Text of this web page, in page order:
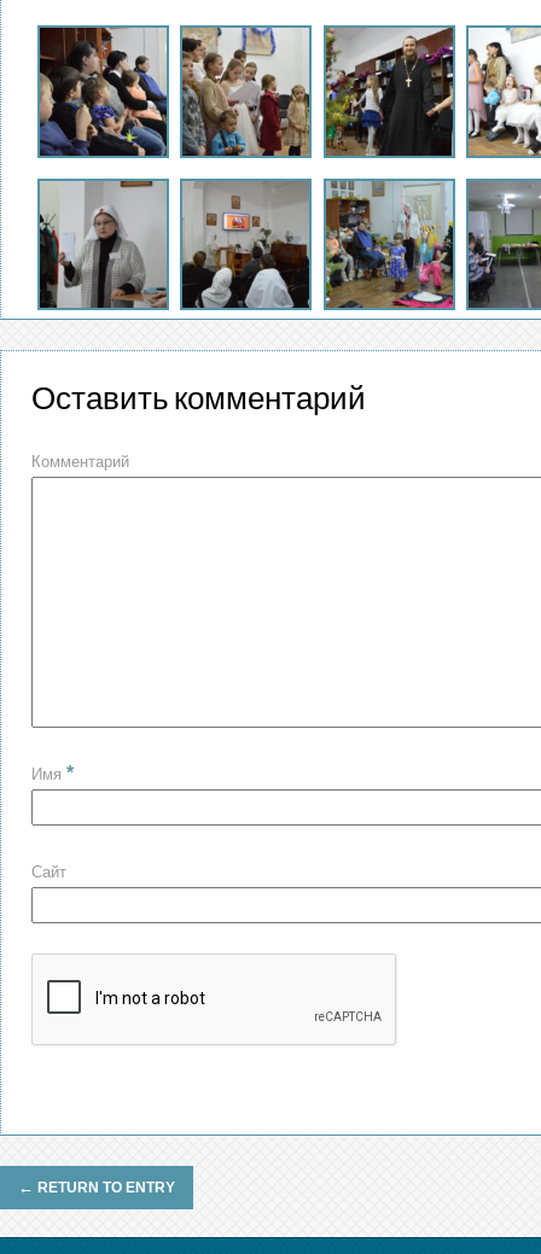
Оставить комментарий
Комментарий
Имя *
Сайт
← RETURN TO ENTRY